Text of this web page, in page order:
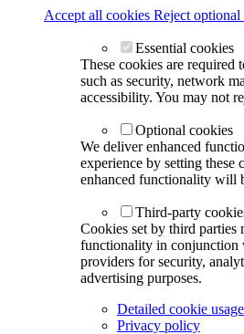
Accept all cookies Reject optional
Essential cookies
These cookies are required
such as security, network
accessibility. You may not
Optional cookies
We deliver enhanced
experience by setting these
enhanced functionality will
Third-party
Cookies set by third parties
functionality in conjunction
providers for security,
advertising purposes.
Detailed cookie usage
Privacy policy